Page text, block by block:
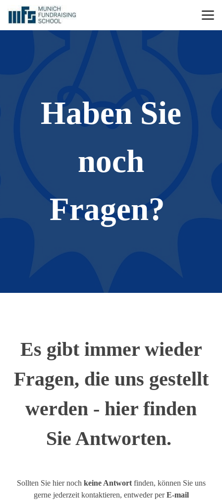
Haben Sie
noch
Fragen?
Es gibt immer wieder
Fragen, die uns gestellt
werden - hier finden
Sie Antworten.
Sollten Sie hier noch keine Antwortfinden, können Sie uns
gerne jederzeit kontaktieren, entweder perE-mail